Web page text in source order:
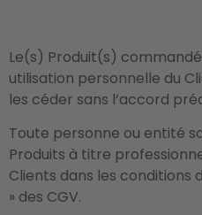
Le(s) Produit(s)
utilisation personnelle du
les céder sans l’accord
Toute personne ou entité
Produits à titre
Clients dans les conditions
» des CGV.